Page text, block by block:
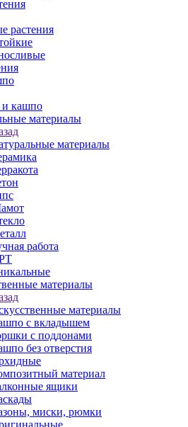
растения
кашпо
материалы
материалы
работа
материалы
материалы
с вкладышем
с поддонами
без отверстия
материал
ящики
миски, рюмки